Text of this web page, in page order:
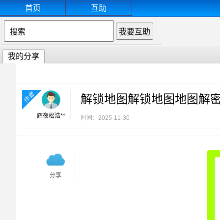
首页 互助
我的分享
解锁地图解锁地图地图解
时间：2025-11-30
辉夜松浩**
作者
分享